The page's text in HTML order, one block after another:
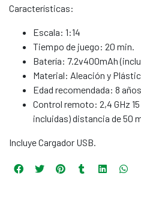
Características:
Escala: 1:14
Tiempo de juego: 20 min.
Batería: 7.2v400mAh
Material: Aleación y
Edad recomendada: 8
Control remoto: 2,4 GHz
incluidas) distancia de 50
Incluye Cargador USB.